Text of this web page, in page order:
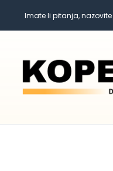
Imate li pitanja,